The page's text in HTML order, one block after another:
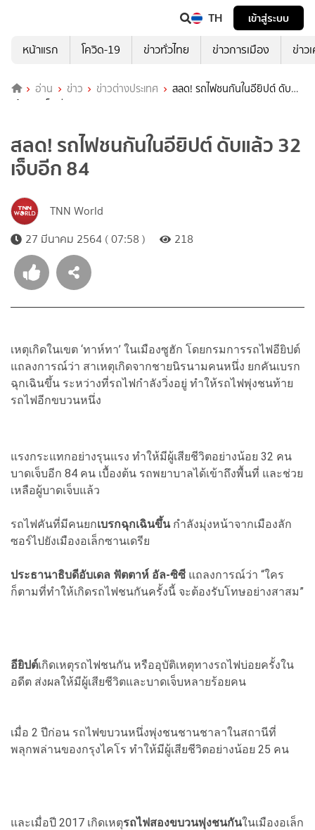
TH
เข้าสู่ระบบ
หน้าแรก
โควิด-19 ข่าวทั่วไทย ข่าวการเมือง ข่าว
อ่าน ข่าว ข่าวต่างประเทศ
สลด! รถไฟชนกันในอียิปต์ ดับ
แล้ว 32 เจ็บอีก 84
สลด! รถไฟชนกันในอียิปต์ ดับแล้ว 32
เจ็บอีก 84
TNN World
27 มีนาคม 2564 ( 07:58 )
218
เหตุเกิดในเขต ‘ทาห์ทา’ ในเมืองซูฮัก โดยกรมการรถไฟอียิปต์
แถลงการณ์ว่า สาเหตุเกิดจากชายนิรนามคนหนึ่ง ยกคันเบรก
ฉุกเฉินขึ้น ระหว่างที่รถไฟกำลังวิ่งอยู่ ทำให้รถไฟพุ่งชนท้าย
รถไฟอีกขบวนหนึ่ง
แรงกระแทกอย่างรุนแรง ทำให้มีผู้เสียชีวิตอย่างน้อย 32 คน
บาดเจ็บอีก 84 คน เบื้องต้น รถพยาบาลได้เข้าถึงพื้นที่ และช่วย
เหลือผู้บาดเจ็บแล้ว
รถไฟคันที่มีคนยกเบรกฉุกเฉินขึ้นกำลังมุ่งหน้าจากเมืองลัก
ซอร์ไปยังเมืองอเล็กซานเดรีย
ประธานาธิบดีอับเดล ฟัตตาห์ อัล-ซิซี แถลงการณ์ว่า “ใคร
ก็ตามที่ทำให้เกิดรถไฟชนกันครั้งนี้ จะต้องรับโทษอย่างสาสม”
อียิปต์เกิดเหตุรถไฟชนกัน หรืออุบัติเหตุทางรถไฟบ่อยครั้งใน
อดีต ส่งผลให้มีผู้เสียชีวิตและบาดเจ็บหลายร้อยคน
เมื่อ 2 ปีก่อน รถไฟขบวนหนึ่งพุ่งชนชานชาลาในสถานีที่
พลุกพล่านของกรุงไคโร ทำให้มีผู้เสียชีวิตอย่างน้อย 25 คน
และเมื่อปี 2017 เกิดเหตุรถไฟสองขบวนพุ่งชนกันในเมืองอเล็ก